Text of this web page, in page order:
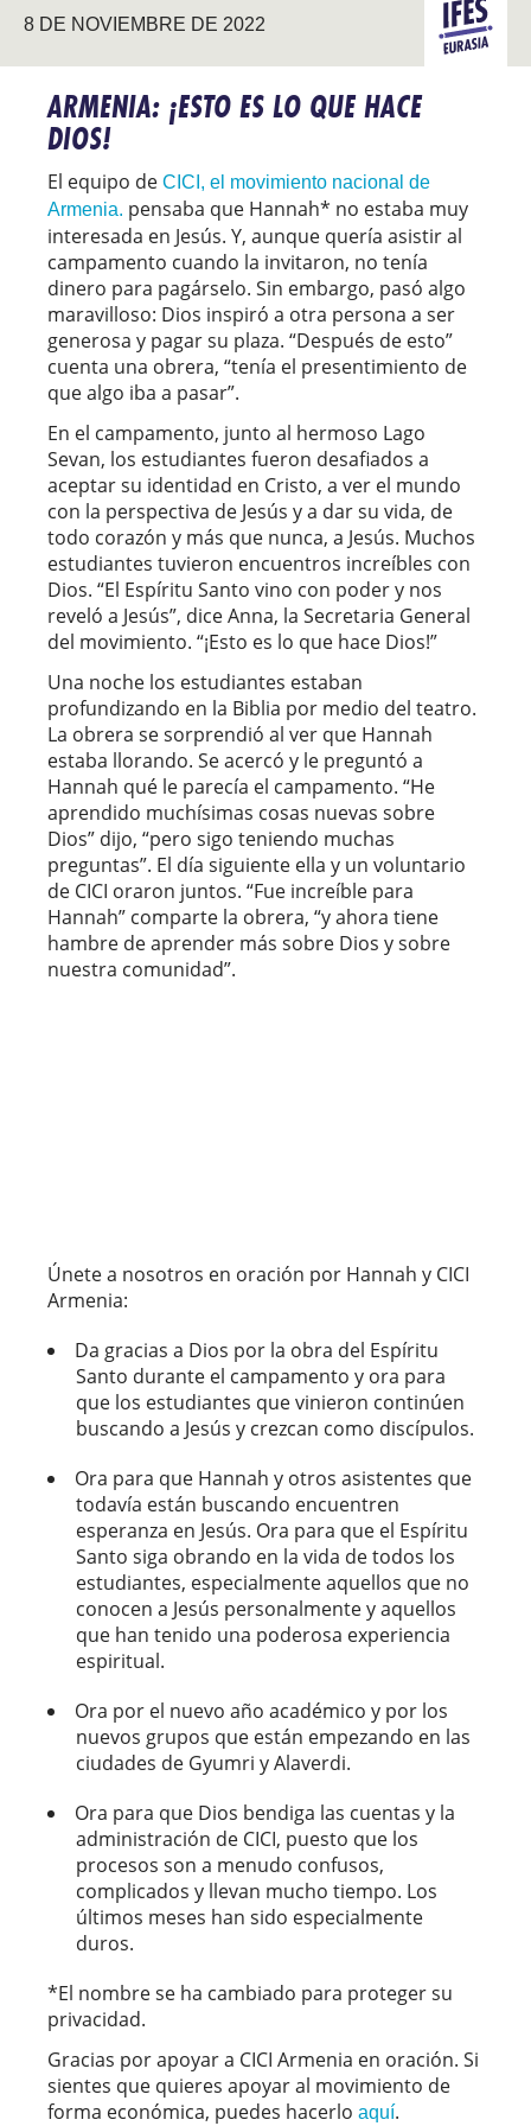
8 DE NOVIEMBRE DE 2022 EURASIA
ARMENIA: ¡ESTO ES LO QUE HACE
DIOS!
El equipo de CICI, el movimiento nacional de
Armenia. pensaba que Hannah* no estaba muy
interesada en Jesús. Y, aunque quería asistir al
campamento cuando la invitaron, no tenía
dinero para pagárselo. Sin embargo, pasó algo
maravilloso: Dios inspiró a otra persona a ser
generosa y pagar su plaza. “Después de esto”
cuenta una obrera, “tenía el presentimiento de
que algo iba a pasar”.
En el campamento, junto al hermoso Lago
Sevan, los estudiantes fueron desafiados a
aceptar su identidad en Cristo, a ver el mundo
con la perspectiva de Jesús y a dar su vida, de
todo corazón y más que nunca, a Jesús. Muchos
estudiantes tuvieron encuentros increíbles con
Dios. “El Espíritu Santo vino con poder y nos
reveló a Jesús”, dice Anna, la Secretaria General
del movimiento. “¡Esto es lo que hace Dios!”
Una noche los estudiantes estaban
profundizando en la Biblia por medio del teatro.
La obrera se sorprendió al ver que Hannah
estaba llorando. Se acercó y le preguntó a
Hannah qué le parecía el campamento. “He
aprendido muchísimas cosas nuevas sobre
Dios” dijo, “pero sigo teniendo muchas
preguntas”. El día siguiente ella y un voluntario
de CICI oraron juntos. “Fue increíble para
Hannah” comparte la obrera, “y ahora tiene
hambre de aprender más sobre Dios y sobre
nuestra comunidad”.
Únete a nosotros en oración por Hannah y CICI
Armenia:
Da gracias a Dios por la obra del Espíritu
Santo durante el campamento y ora para
que los estudiantes que vinieron continúen
buscando a Jesús y crezcan como discípulos.
Ora para que Hannah y otros asistentes que
todavía están buscando encuentren
esperanza en Jesús. Ora para que el Espíritu
Santo siga obrando en la vida de todos los
estudiantes, especialmente aquellos que no
conocen a Jesús personalmente y aquellos
que han tenido una poderosa experiencia
espiritual.
Ora por el nuevo año académico y por los
nuevos grupos que están empezando en las
ciudades de Gyumri y Alaverdi.
Ora para que Dios bendiga las cuentas y la
administración de CICI, puesto que los
procesos son a menudo confusos,
complicados y llevan mucho tiempo. Los
últimos meses han sido especialmente
duros.
*El nombre se ha cambiado para proteger su
privacidad.
Gracias por apoyar a CICI Armenia en oración. Si
sientes que quieres apoyar al movimiento de
forma económica, puedes hacerlo aquí.